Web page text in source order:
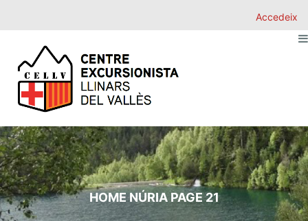
Accedeix
HOME NÚRIA PAGE 21